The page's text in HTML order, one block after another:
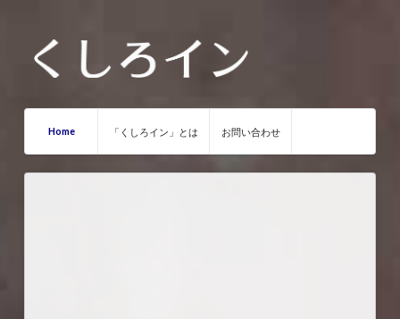
Home 「くしろイン」とは お問い合わせ